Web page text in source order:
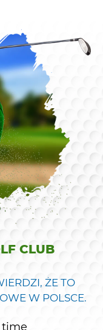
CLUB
ŻE TO
W POLSCE.
time